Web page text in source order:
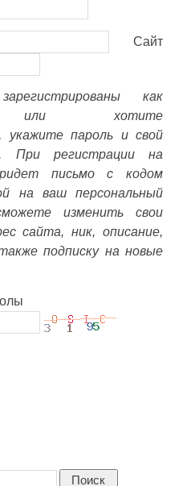
Сайт
как
или хотите
укажите пароль и свой
При регистрации на
письмо с кодом
на ваш персональный
изменить свои
сайта, ник, описание,
подписку на новые
Поиск